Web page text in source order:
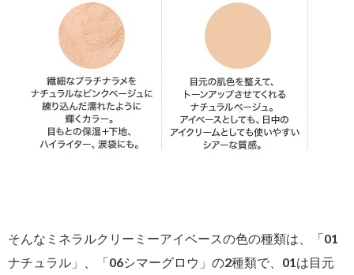
そんなミネラルクリーミーアイベースの色の種類は、「01
ナチュラル」、「06シマーグロウ」の2種類で、01は目元